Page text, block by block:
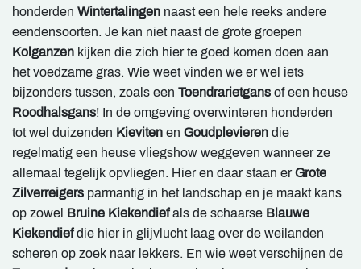
honderden Wintertalingen naast een hele reeks andere
eendensoorten. Je kan niet naast de grote groepen
Kolganzen kijken die zich hier te goed komen doen aan
het voedzame gras. Wie weet vinden we er wel iets
bijzonders tussen, zoals een Toendrarietgans of een heuse
Roodhalsgans! In de omgeving overwinteren honderden
tot wel duizenden Kieviten en Goudplevieren die
regelmatig een heuse vliegshow weggeven wanneer ze
allemaal tegelijk opvliegen. Hier en daar staan erGrote
Zilverreigers parmantig in het landschap en je maakt kans
op zowel Bruine Kiekendiefals de schaarse Blauwe
Kiekendiefdie hier in glijvlucht laag over de weilanden
scheren op zoek naar lekkers. En wie weet verschijnen de